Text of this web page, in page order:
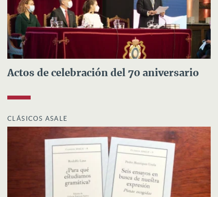
Actos de celebración del 70 aniversario
CLÁSICOS ASALE